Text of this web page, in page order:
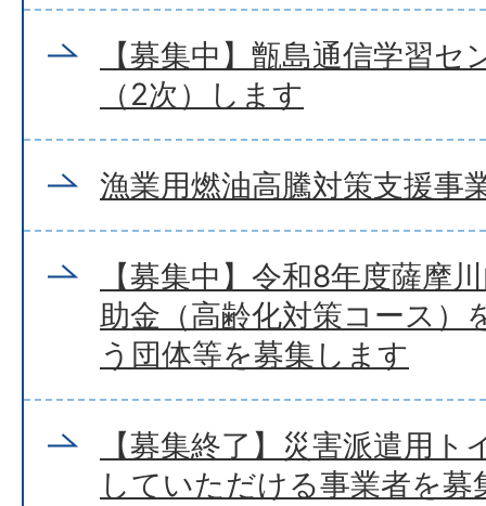
【募集中】甑島通信学習
（2次）します
漁業用燃油高騰対策支援事
【募集中】令和8年度薩摩
助金（高齢化対策コース）
う団体等を募集します
【募集終了】災害派遣用
していただける事業者を募